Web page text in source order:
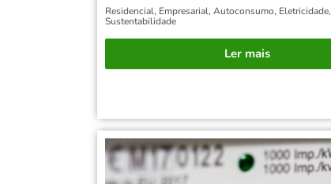
Residencial, Empresarial, Autoconsumo, Eletricidade,
Sustentabilidade
Ler mais